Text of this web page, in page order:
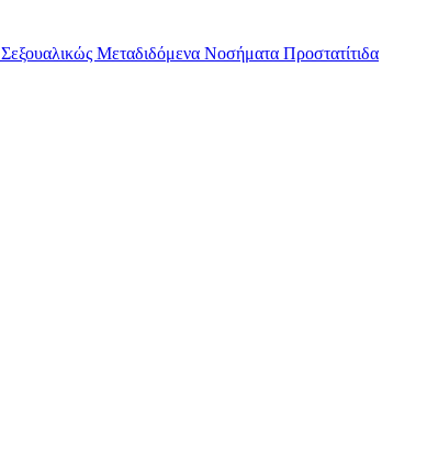
Σεξουαλικώς Μεταδιδόμενα Νοσήματα Προστατίτιδα